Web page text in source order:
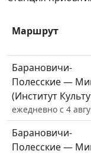
Маршрут
Барановичи-
Полесские —
(Институт
ежедневно с 4
Барановичи-
Полесские —